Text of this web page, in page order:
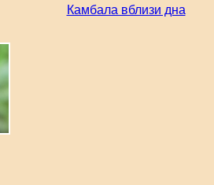
Камбала вблизи дна